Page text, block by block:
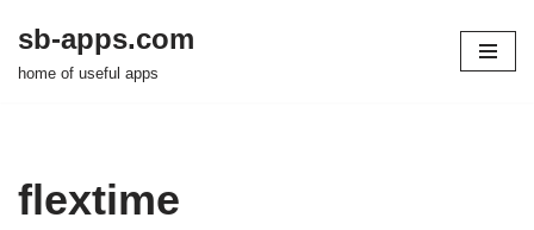
Zum
sb-apps.com
home of useful apps
flextime